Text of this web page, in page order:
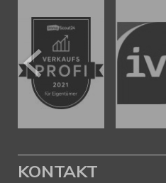
KONTAKT